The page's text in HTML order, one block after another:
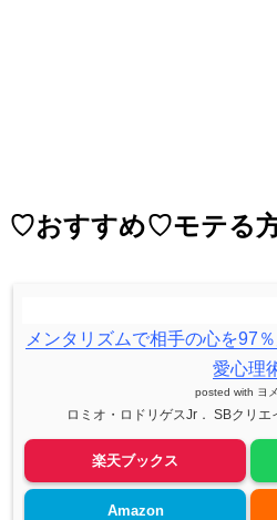
♡おすすめ♡モテる
メンタリズムで相手の心を97
愛心理
posted with ヨ
ロミオ・ロドリゲスJr． SBクリ
楽天ブックス
Amazon